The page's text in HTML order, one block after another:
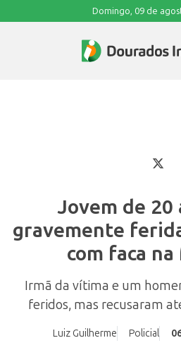
Domingo, 09 de
Jovem de 20
gravemente
com faca na
Irmã da vítima e um
feridos, mas recusaram
Luiz Guilherme Policial